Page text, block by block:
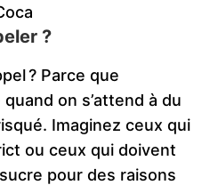
?
? Parce que
on s’attend à du
Imaginez ceux qui
ou ceux qui doivent
pour des raisons